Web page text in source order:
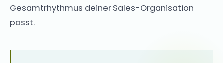
Gesamtrhythmus deiner Sales-Organisation
passt.